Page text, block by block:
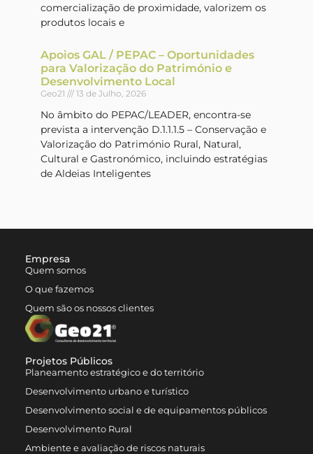
comercialização de proximidade, valorizem os
produtos locais e
Apoios GAL / PEPAC – Oportunidades
para Valorização do Património e
Desenvolvimento Local
Geo21 13 de Julho, 2026
No âmbito do PEPAC/LEADER, encontra-se
prevista a intervenção D.1.1.1.5 – Conservação e
Valorização do Património Rural, Natural,
Cultural e Gastronómico, incluindo estratégias
de Aldeias Inteligentes
Empresa
Quem somos
O que fazemos
Quem são os nossos clientes
Projetos Públicos
Planeamento estratégico e do território
Desenvolvimento urbano e turístico
Desenvolvimento social e de equipamentos públicos
Desenvolvimento Rural
Ambiente e avaliação de riscos naturais